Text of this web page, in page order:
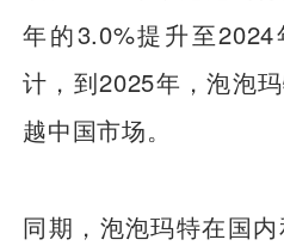
年的3.0%提升至
计，到2025年，泡泡
越中国市场。
同期，泡泡玛特在国